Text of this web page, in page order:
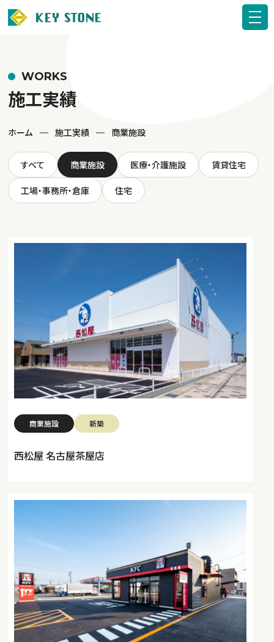
WORKS
施工実績
ホーム 施工実績 商業施設
すべて 商業施設 医療・介護施設 賃貸住宅
工場・事務所・倉庫 住宅
商業施設 新築
西松屋 名古屋茶屋店